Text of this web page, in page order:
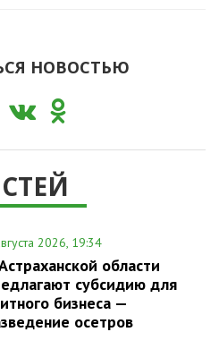
НОВОСТЬЮ
2026, 19:34
области
субсидию для
бизнеса —
осетров